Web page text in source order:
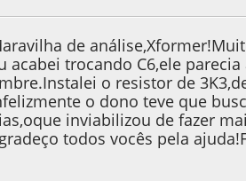
de
acabei trocando C6,ele
o resistor de
o dono teve que
inviabilizou de fazer
todos vocês pela